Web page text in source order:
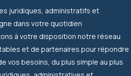
juridiques, administratifs et
dans votre quotidien
à votre disposition notre réseau
et de partenaires pour répondre
vos besoins, du plus simple au plus